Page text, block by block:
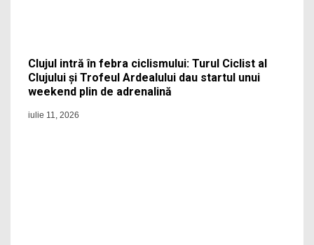
Clujul intră în febra ciclismului: Turul Ciclist al
Clujului și Trofeul Ardealului dau startul unui
weekend plin de adrenalină
iulie 11, 2026